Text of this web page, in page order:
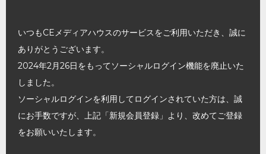
いつもCEメディアハウスのサービスをご利用いただき、誠に
ありがとうございます。
2024年2月26日をもってソーシャルログイン機能を廃止いた
しました。
ソーシャルログインを利用してログインされていた方は、誠
にお手数ですが、上記「新規会員登録」より、改めてご登録
をお願いいたします。